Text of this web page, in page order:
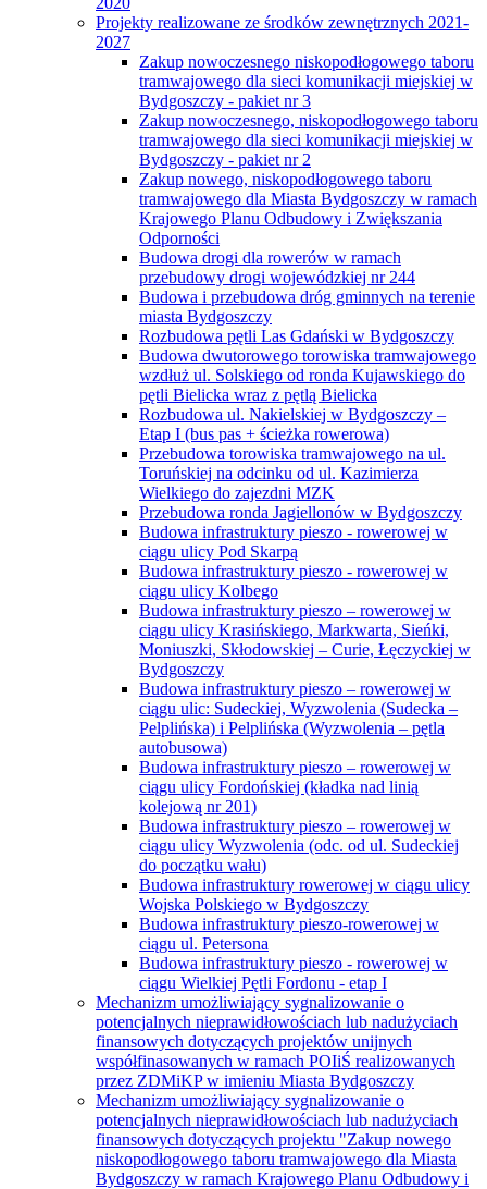
Projekty realizowane ze środków zewnętrznych 2021-
2027
Zakup nowoczesnego niskopodłogowego taboru
tramwajowego dla sieci komunikacji miejskiej w
Bydgoszczy - pakiet nr 3
Zakup nowoczesnego, niskopodłogowego taboru
tramwajowego dla sieci komunikacji miejskiej w
Bydgoszczy - pakiet nr 2
Zakup nowego, niskopodłogowego taboru
tramwajowego dla Miasta Bydgoszczy w ramach
Krajowego Planu Odbudowy i Zwiększania
Odporności
Budowa drogi dla rowerów w ramach
przebudowy drogi wojewódzkiej nr 244
Budowa i przebudowa dróg gminnych na terenie
miasta Bydgoszczy
Rozbudowa pętli Las Gdański w Bydgoszczy
Budowa dwutorowego torowiska tramwajowego
wzdłuż ul. Solskiego od ronda Kujawskiego do
pętli Bielicka wraz z pętlą Bielicka
Rozbudowa ul. Nakielskiej w Bydgoszczy –
Etap I (bus pas + ścieżka rowerowa)
Przebudowa torowiska tramwajowego na ul.
Toruńskiej na odcinku od ul. Kazimierza
Wielkiego do zajezdni MZK
Przebudowa ronda Jagiellonów w Bydgoszczy
Budowa infrastruktury pieszo - rowerowej w
ciągu ulicy Pod Skarpą
Budowa infrastruktury pieszo - rowerowej w
ciągu ulicy Kolbego
Budowa infrastruktury pieszo – rowerowej w
ciągu ulicy Krasińskiego, Markwarta, Sieńki,
Moniuszki, Skłodowskiej – Curie, Łęczyckiej w
Bydgoszczy
Budowa infrastruktury pieszo – rowerowej w
ciągu ulic: Sudeckiej, Wyzwolenia (Sudecka –
Pelplińska) i Pelplińska (Wyzwolenia – pętla
autobusowa)
Budowa infrastruktury pieszo – rowerowej w
ciągu ulicy Fordońskiej (kładka nad linią
kolejową nr 201)
Budowa infrastruktury pieszo – rowerowej w
ciągu ulicy Wyzwolenia (odc. od ul. Sudeckiej
do początku wału)
Budowa infrastruktury rowerowej w ciągu ulicy
Wojska Polskiego w Bydgoszczy
Budowa infrastruktury pieszo-rowerowej w
ciągu ul. Petersona
Budowa infrastruktury pieszo - rowerowej w
ciągu Wielkiej Pętli Fordonu - etap I
Mechanizm umożliwiający sygnalizowanie o
potencjalnych nieprawidłowościach lub nadużyciach
finansowych dotyczących projektów unijnych
współfinasowanych w ramach POIiŚ realizowanych
przez ZDMiKP w imieniu Miasta Bydgoszczy
Mechanizm umożliwiający sygnalizowanie o
potencjalnych nieprawidłowościach lub nadużyciach
finansowych dotyczących projektu "Zakup nowego
niskopodłogowego taboru tramwajowego dla Miasta
Bydgoszczy w ramach Krajowego Planu Odbudowy i